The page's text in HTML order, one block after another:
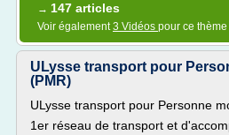
→ 147 articles
Voir également3 Vidéos pour ce thème
ULysse transport pour
(PMR)
ULysse transport pour Personne
1er réseau de transport et